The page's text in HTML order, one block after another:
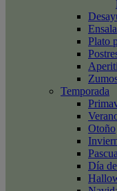
Plato
Temporada
Otoño
Pascua
Día